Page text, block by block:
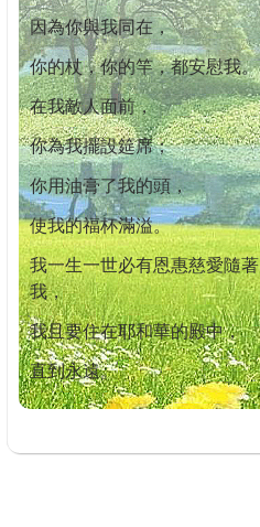
因為你與我同在，
你的杖，你的竿，都安慰我。
在我敵人面前，
你為我擺設筵席；
你用油膏了我的頭，
使我的福杯滿溢。
我一生一世必有恩惠慈愛隨著
我，
我且要住在耶和華的殿中，
直到永遠。